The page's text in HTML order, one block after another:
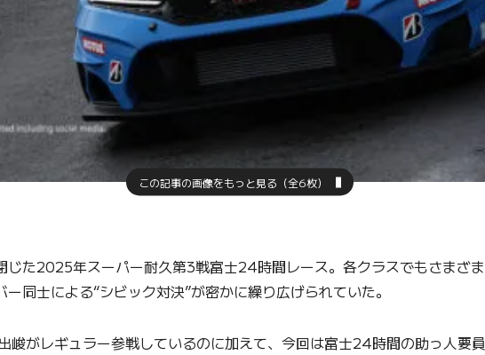
この記事の画像をもっと見る（全6枚）
た2025年スーパー耐久第3戦富士24時間レース。各クラスでもさまざ
同士による“シビック対決”が密かに繰り広げられていた。
がレギュラー参戦しているのに加えて、今回は富士24時間の助っ人要